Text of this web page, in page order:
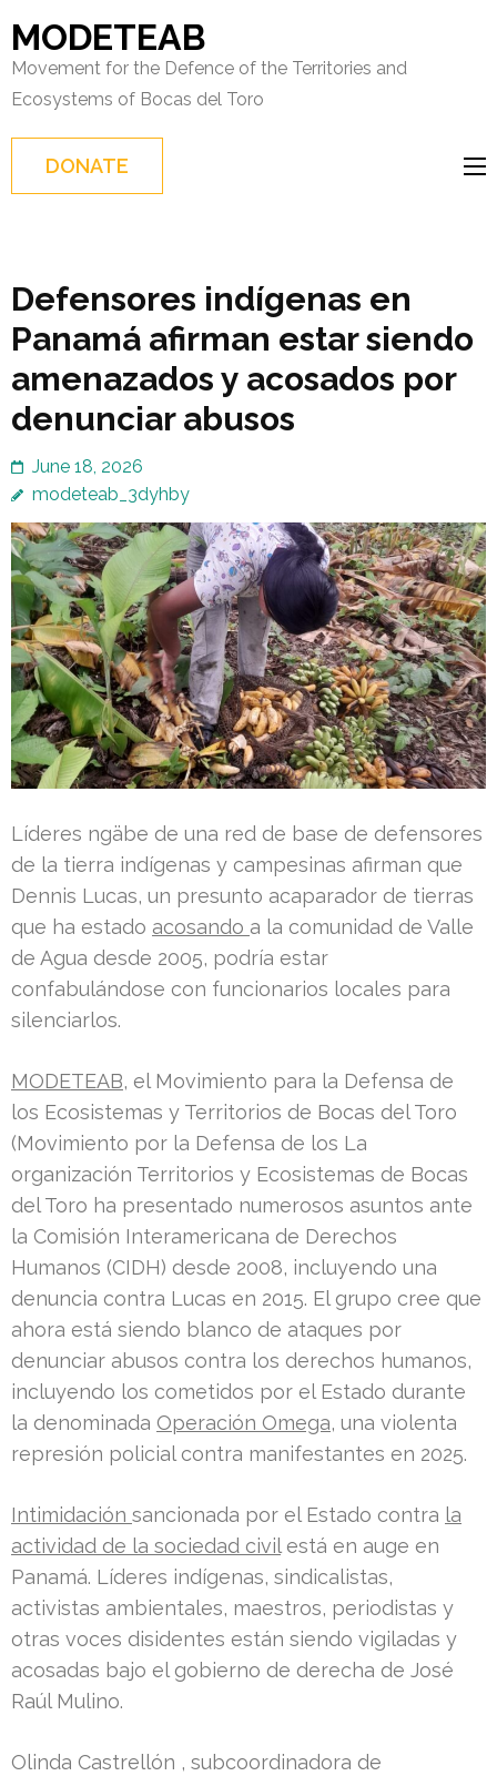
to
content
(Press
Enter)
MODETEAB
Movement for the Defence of the Territories and
Ecosystems of Bocas del Toro
DONATE
Defensores indígenas en
Panamá afirman estar siendo
amenazados y acosados por
denunciar abusos
June 18, 2026
modeteab_3dyhby
Líderes ngäbe de una red de base de defensores
de la tierra indígenas y campesinas afirman que
Dennis Lucas, un presunto acaparador de tierras
que ha estado acosando a la comunidad de Valle
de Agua desde 2005, podría estar
confabulándose con funcionarios locales para
silenciarlos.
MODETEAB, el Movimiento para la Defensa de
los Ecosistemas y Territorios de Bocas del Toro
(Movimiento por la Defensa de los La
organización Territorios y Ecosistemas de Bocas
del Toro ha presentado numerosos asuntos ante
la Comisión Interamericana de Derechos
Humanos (CIDH) desde 2008, incluyendo una
denuncia contra Lucas en 2015. El grupo cree que
ahora está siendo blanco de ataques por
denunciar abusos contra los derechos humanos,
incluyendo los cometidos por el Estado durante
la denominada Operación Omega, una violenta
represión policial contra manifestantes en 2025.
Intimidación sancionada por el Estado contra la
actividad de la sociedad civilestá en auge en
Panamá. Líderes indígenas, sindicalistas,
activistas ambientales, maestros, periodistas y
otras voces disidentes están siendo vigiladas y
acosadas bajo el gobierno de derecha de José
Raúl Mulino.
Olinda Castrellón , subcoordinadora de